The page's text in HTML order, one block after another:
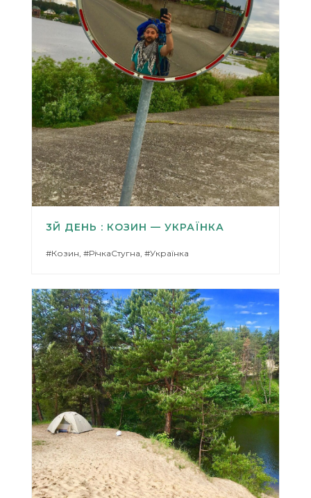
3Й ДЕНЬ : КОЗИН — УКРАЇНКА
#Козин, #РічкаСтугна, #Українка